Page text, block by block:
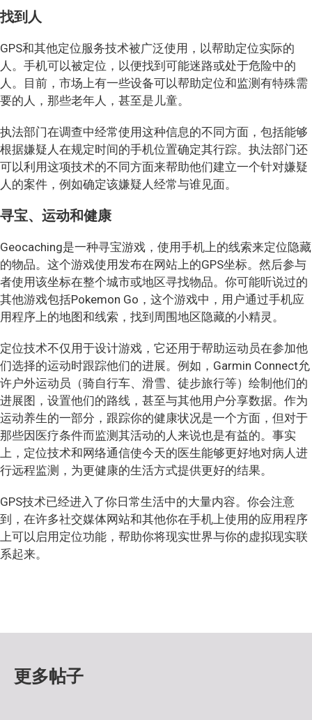
找到人
GPS和其他定位服务技术被广泛使用，以帮助定位实际的
人。手机可以被定位，以便找到可能迷路或处于危险中的
人。目前，市场上有一些设备可以帮助定位和监测有特殊需
要的人，那些老年人，甚至是儿童。
执法部门在调查中经常使用这种信息的不同方面，包括能够
根据嫌疑人在规定时间的手机位置确定其行踪。执法部门还
可以利用这项技术的不同方面来帮助他们建立一个针对嫌疑
人的案件，例如确定该嫌疑人经常与谁见面。
寻宝、运动和健康
Geocaching是一种寻宝游戏，使用手机上的线索来定位隐藏
的物品。这个游戏使用发布在网站上的GPS坐标。然后参与
者使用该坐标在整个城市或地区寻找物品。你可能听说过的
其他游戏包括Pokemon Go，这个游戏中，用户通过手机应
用程序上的地图和线索，找到周围地区隐藏的小精灵。
定位技术不仅用于设计游戏，它还用于帮助运动员在参加他
们选择的运动时跟踪他们的进展。例如，Garmin Connect允
许户外运动员（骑自行车、滑雪、徒步旅行等）绘制他们的
进展图，设置他们的路线，甚至与其他用户分享数据。作为
运动养生的一部分，跟踪你的健康状况是一个方面，但对于
那些因医疗条件而监测其活动的人来说也是有益的。事实
上，定位技术和网络通信使今天的医生能够更好地对病人进
行远程监测，为更健康的生活方式提供更好的结果。
GPS技术已经进入了你日常生活中的大量内容。你会注意
到，在许多社交媒体网站和其他你在手机上使用的应用程序
上可以启用定位功能，帮助你将现实世界与你的虚拟现实联
系起来。
更多帖子